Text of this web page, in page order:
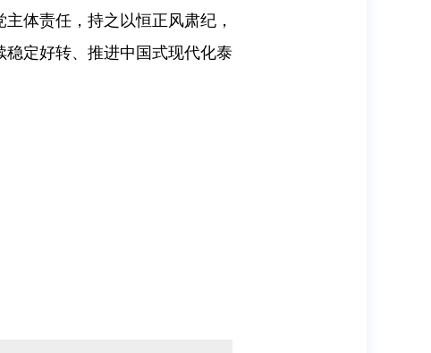
体责任，持之以恒正风肃纪，
定好转、推进中国式现代化泰